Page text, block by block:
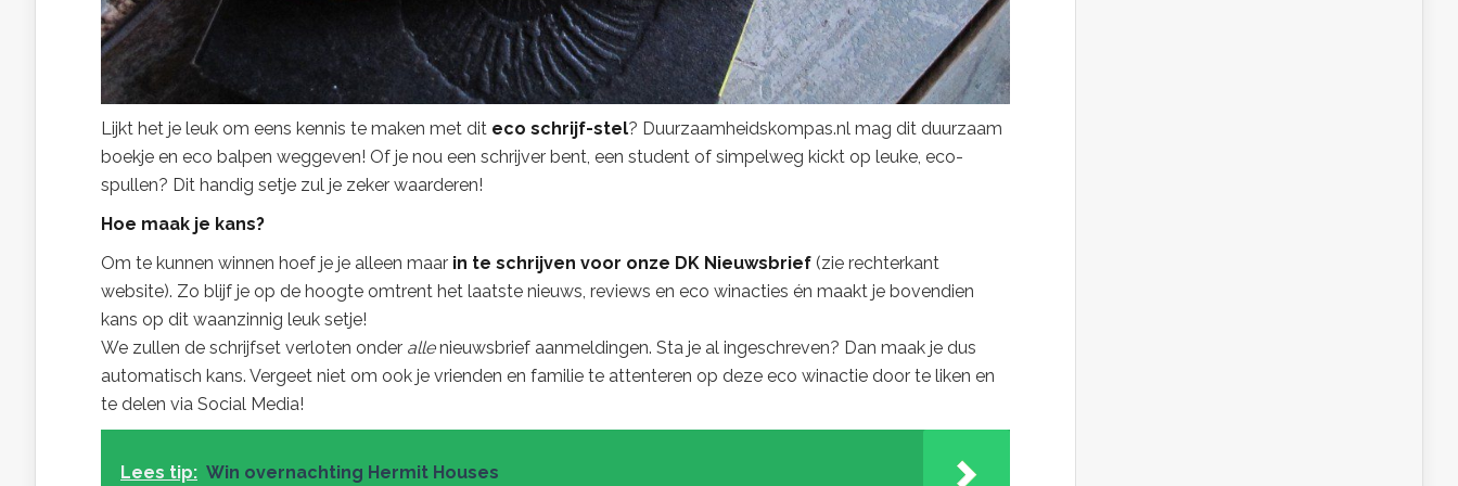
Lijkt het je leuk om eens kennis te maken met dit eco schrijf-stel? Duurzaamheidskompas.nl mag dit duurzaam
boekje en eco balpen weggeven! Of je nou een schrijver bent, een student of simpelweg kickt op leuke, eco-
spullen? Dit handig setje zul je zeker waarderen!
Hoe maak je kans?
Om te kunnen winnen hoef je je alleen maar in te schrijven voor onze DK Nieuwsbrief (zie rechterkant
website). Zo blijf je op de hoogte omtrent het laatste nieuws, reviews en eco winacties én maakt je bovendien
kans op dit waanzinnig leuk setje!
We zullen de schrijfset verloten onder allenieuwsbrief aanmeldingen. Sta je al ingeschreven? Dan maak je dus
automatisch kans. Vergeet niet om ook je vrienden en familie te attenteren op deze eco winactie door te liken en
te delen via Social Media!
Lees tip: Win overnachting Hermit Houses